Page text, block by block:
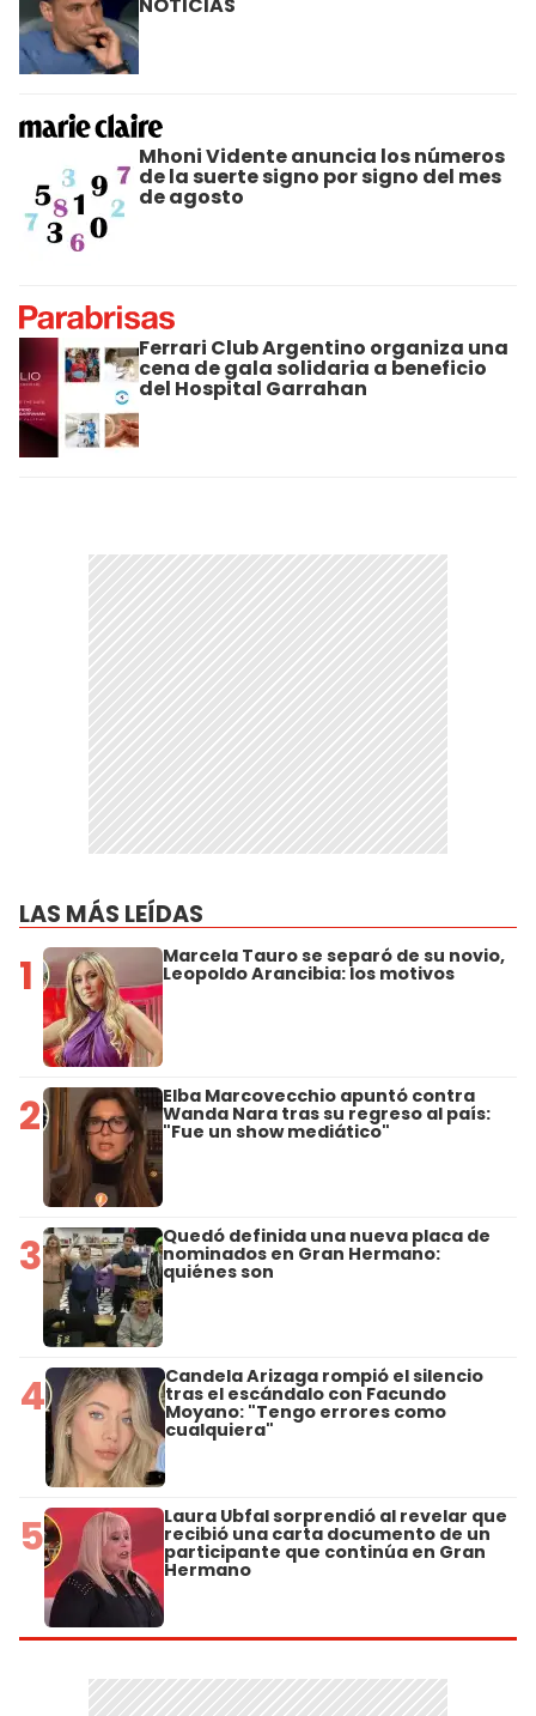
NOTICIAS
Mhoni Vidente anuncia los números
de la suerte signo por signo del mes
de agosto
Ferrari Club Argentino organiza una
cena de gala solidaria a beneficio
del Hospital Garrahan
LAS MÁS LEÍDAS
1 Marcela Tauro se separó de su novio,
Leopoldo Arancibia: los motivos
2 Elba Marcovecchio apuntó contra
Wanda Nara tras su regreso al país:
"Fue un show mediático"
3 Quedó definida una nueva placa de
nominados en Gran Hermano:
quiénes son
4 Candela Arizaga rompió el silencio
tras el escándalo con Facundo
Moyano: "Tengo errores como
cualquiera"
5 Laura Ubfal sorprendió al revelar que
recibió una carta documento de un
participante que continúa en Gran
Hermano